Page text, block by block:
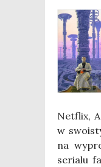
Net­flix,
w
na
seria­lu